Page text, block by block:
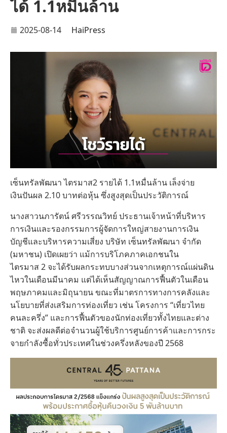
ได้ 1.1หมื่นล้าน
2025-08-14 HaiPress
เซ็นทรัลพัฒนา ไตรมาส2 รายได้ 1.1หมื่นล้าน เล็งจ่าย
เงินปันผล 2.10 บาทต่อหุ้น ซึ่งสูงสุดเป็นประวัติการณ์
นางสาวนภารัตน์ ศรีวรรณวิทย์ ประธานเจ้าหน้าที่บริหาร
การเงินและรองกรรมการผู้จัดการใหญ่สายงานการเงิน
บัญชีและบริหารความเสี่ยง บริษัท เซ็นทรัลพัฒนา จำกัด
(มหาชน) เปิดเผยว่า แม้การบริโภคภาคเอกชนใน
ไตรมาส 2 จะได้รับผลกระทบบางส่วนจากเหตุการณ์แผ่นดิน
ไหวในเดือนมีนาคม แต่ได้เห็นสัญญาณการฟื้นตัวในเดือน
พฤษภาคมและมิถุนายน ขณะที่มาตรการทางการคลังและ
นโยบายที่ส่งเสริมการท่องเที่ยว เช่น โครงการ “เที่ยวไทย
คนละครึ่ง” และการฟื้นตัวของนักท่องเที่ยวทั้งไทยและต่าง
ชาติ จะส่งผลดีต่อจำนวนผู้ใช้บริการศูนย์การค้าและการกระ
จายกำลังซื้อทั่วประเทศในช่วงครึ่งหลังของปี 2568